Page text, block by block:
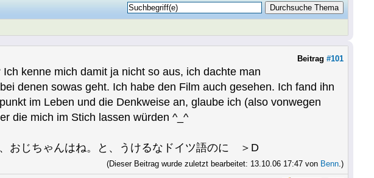
Beitrag #101
kenne mich damit ja nicht so aus, ich dachte man
denen sowas geht. Ich habe den Film auch gesehen. Ich fand ihn
im Leben und die Denkweise an, glaube ich (also vonwegen
die mich im Stich lassen würden ^_^
おじちゃんはね。と、うけるなドイツ語のに ＞D
(Dieser Beitrag wurde zuletzt bearbeitet: 13.10.06 17:47 von Benn.)